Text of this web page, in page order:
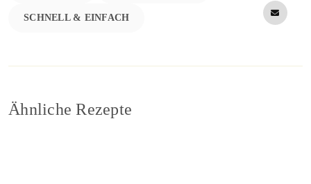
SCHNELL & EINFACH
Ähnliche Rezepte